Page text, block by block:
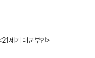
세기 대군부인>